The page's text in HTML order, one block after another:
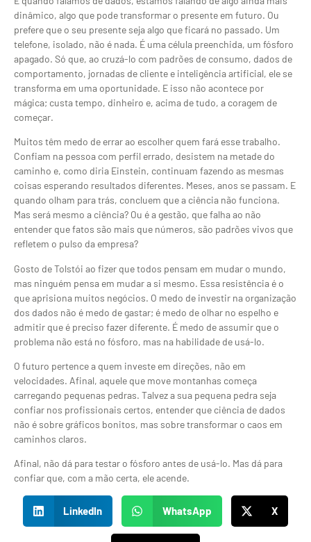
dinâmico, algo que pode transformar o presente em futuro. Ou
prefere que o seu presente seja algo que ficará no passado. Um
telefone, isolado, não é nada. É uma célula preenchida, um fósforo
apagado. Só que, ao cruzá-lo com padrões de consumo, dados de
comportamento, jornadas de cliente e inteligência artificial, ele se
transforma em uma oportunidade. E isso não acontece por
mágica; custa tempo, dinheiro e, acima de tudo, a coragem de
começar.
Muitos têm medo de errar ao escolher quem fará esse trabalho.
Confiam na pessoa com perfil errado, desistem na metade do
caminho e, como diria Einstein, continuam fazendo as mesmas
coisas esperando resultados diferentes. Meses, anos se passam. E
quando olham para trás, concluem que a ciência não funciona.
Mas será mesmo a ciência? Ou é a gestão, que falha ao não
entender que fatos são mais que números, são padrões vivos que
refletem o pulso da empresa?
Gosto de Tolstói ao fizer que todos pensam em mudar o mundo,
mas ninguém pensa em mudar a si mesmo. Essa resistência é o
que aprisiona muitos negócios. O medo de investir na organização
dos dados não é medo de gastar; é medo de olhar no espelho e
admitir que é preciso fazer diferente. É medo de assumir que o
problema não está no fósforo, mas na habilidade de usá-lo.
O futuro pertence a quem investe em direções, não em
velocidades. Afinal, aquele que move montanhas começa
carregando pequenas pedras. Talvez a sua pequena pedra seja
confiar nos profissionais certos, entender que ciência de dados
não é sobre gráficos bonitos, mas sobre transformar o caos em
caminhos claros.
Afinal, não dá para testar o fósforo antes de usá-lo. Mas dá para
confiar que, com a mão certa, ele acende.
LinkedIn WhatsApp X